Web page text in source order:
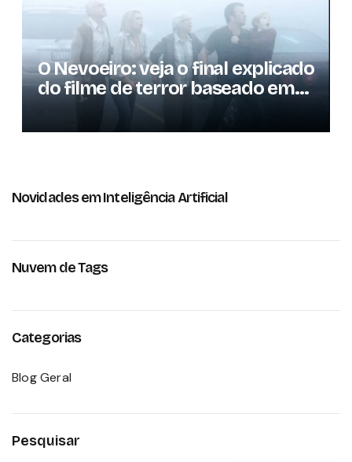
O Nevoeiro: veja o final explicado
do filme de terror baseado em
Stephen King
Novidades em Inteligência Artificial
Nuvem de Tags
Categorias
Blog Geral
Pesquisar